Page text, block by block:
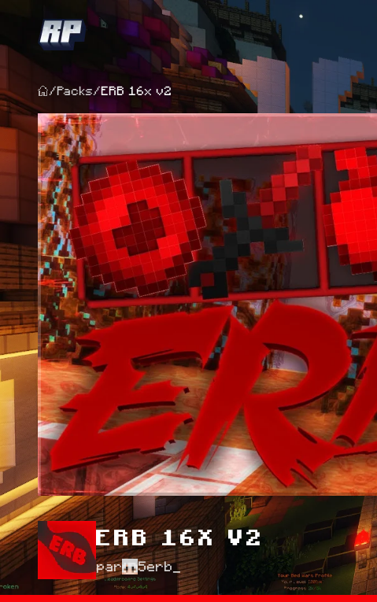
/ Packs/ ERB 16x v2
ERB 16X V2
par 5erb_